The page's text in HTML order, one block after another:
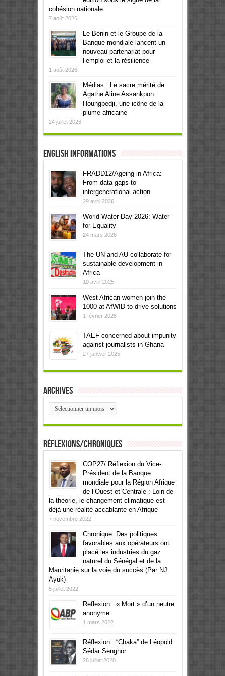
cohésion nationale
7 août 2026
Le Bénin et le Groupe de la
Banque mondiale lancent un
nouveau partenariat pour
l’emploi et la résilience
1 août 2026
Médias : Le sacre mérité de
Agathe Aline Assankpon
Houngbedji, une icône de la
plume africaine
24 juillet 2026
English informations
FRADD12/Ageing in Africa:
From data gaps to
intergenerational action
29 avril 2026
World Water Day 2026: Water
for Equality
24 mars 2026
The UN and AU collaborate for
sustainable development in
Africa
10 avril 2025
West African women join the
1000 at AfWID to drive solutions
1 février 2025
TAEF concerned about impunity
against journalists in Ghana
27 janvier 2025
Archives
Archives
Réflexions/Chroniques
COP27/ Réflexion du Vice-
Président de la Banque
mondiale pour la Région Afrique
de l’Ouest et Centrale : Loin de
la théorie, le changement climatique est
déjà une réalité accablante en Afrique
7 novembre 2022
Chronique: Des politiques
favorables aux opérateurs ont
placé les industries du gaz
naturel du Sénégal et de la
Mauritanie sur la voie du succès (Par NJ
Ayuk)
5 juillet 2022
Reflexion : « Mort » d’un neutre
anonyme
1 mars 2022
Réflexion : “Chaka” de Léopold
Sédar Senghor
26 juillet 2020